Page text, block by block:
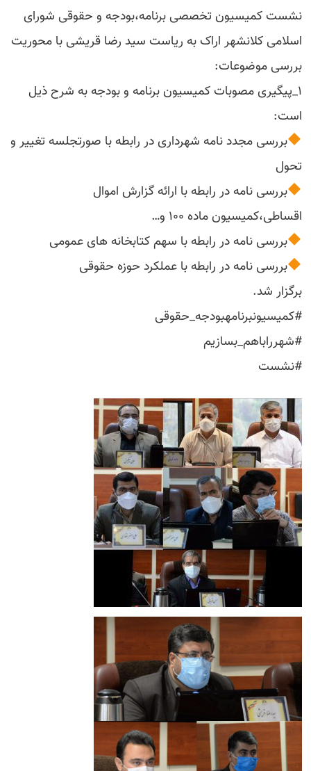
نشست کمیسیون تخصصی برنامه،بودجه و حقوقی شورای
اسلامی کلانشهر اراک به ریاست سید رضا قریشی با محوریت
بررسی موضوعات:
۱_پیگیری مصوبات کمیسیون برنامه و بودجه به شرح ذیل
است:
بررسی مجدد نامه شهرداری در رابطه با صورتجلسه تغییر و
تحول
بررسی نامه در رابطه با ارائه گزارش اموال
اقساطی،کمیسیون ماده ۱۰۰ و…
بررسی نامه در رابطه با سهم کتابخانه های عمومی
بررسی نامه در رابطه با عملکرد حوزه حقوقی
برگزار شد.
#کمیسیونبرنامهبودجه_حقوقی
#شهرراباهم_بسازیم
#نشست